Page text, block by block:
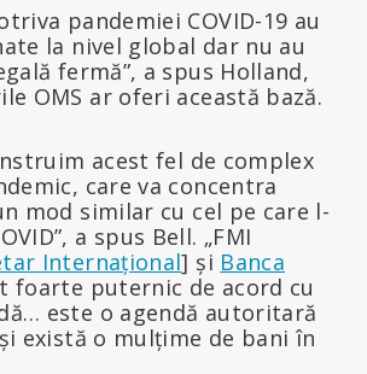
pandemiei COVID-19 au
la nivel global dar nu au
fermă”, a spus Holland,
OMS ar oferi această bază.
acest fel de complex
care va concentra
mod similar cu cel pe care l-
a spus Bell. „FMI
Internațional] și Banca
foarte puternic de acord cu
este o agendă autoritară
există o mulțime de bani în